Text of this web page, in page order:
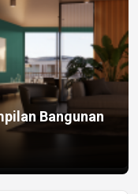
Bangunan